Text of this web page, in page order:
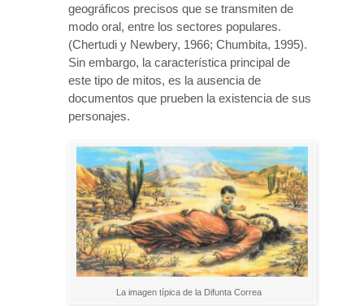
geográficos precisos que se transmiten de
modo oral, entre los sectores populares.
(Chertudi y Newbery, 1966; Chumbita, 1995).
Sin embargo, la característica principal de
este tipo de mitos, es la ausencia de
documentos que prueben la existencia de sus
personajes.
La imagen típica de la Difunta Correa